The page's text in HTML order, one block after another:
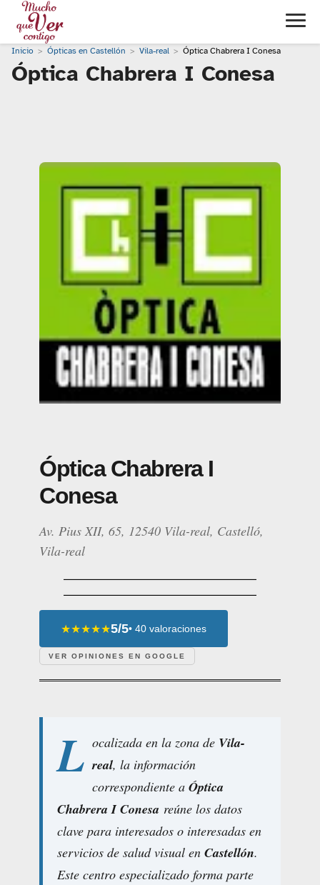
Inicio Ópticas en Castellón Vila-real Óptica Chabrera I Conesa
Óptica Chabrera I Conesa
Óptica Chabrera I
Conesa
Av. Pius XII, 65, 12540 Vila-real, Castelló,
Vila-real
★★★★★5/5• 40 valoraciones
VER OPINIONES EN GOOGLE
L ocalizada en la zona de Vila-
real, la información
correspondiente a Óptica
Chabrera I Conesa reúne los datos
clave para interesados o interesadas en
servicios de salud visual en Castellón.
Este centro especializado forma parte